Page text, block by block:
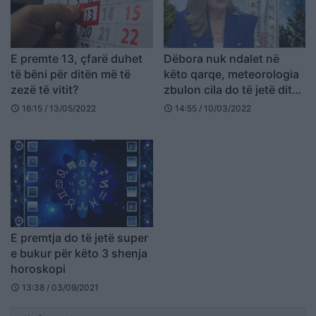
E premte 13, çfarë duhet
të bëni për ditën më të
zezë të vitit?
schedule 16:15 / 13/05/2022
Dëbora nuk ndalet në
këto qarqe, meteorologia
zbulon cila do të jetë dita
më e ftohtë e kësaj javë
schedule 14:55 / 10/03/2022
E premtja do të jetë super
e bukur për këto 3 shenja
horoskopi
schedule 13:38 / 03/09/2021